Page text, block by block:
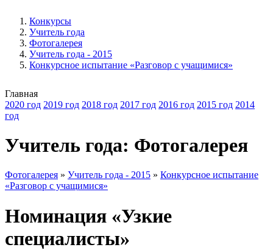
Конкурсы
Учитель года
Фотогалерея
Учитель года - 2015
Конкурсное испытание «Разговор с учащимися»
Главная
2020 год 2019 год 2018 год 2017 год 2016 год 2015 год 2014
год
Учитель года: Фотогалерея
Фотогалерея » Учитель года - 2015 » Конкурсное испытание
«Разговор с учащимися»
Номинация «Узкие
специалисты»